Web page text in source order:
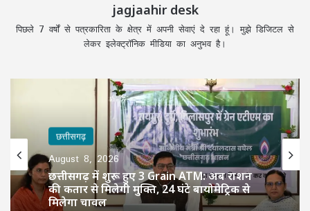
jagjaahir desk
पिछले 7 वर्षों से पत्रकारिता के क्षेत्र में अपनी सेवाएं दे रहा हूं। मुझे डिजिटल से
लेकर इलेक्ट्रॉनिक मीडिया का अनुभव है।
छत्तीसगढ़
August 8, 2026
छत्तीसगढ़ में शुरू हुए 3 Grain ATM: अब राशन
की कतार से मिलेगी मुक्ति, 24 घंटे बायोमेट्रिक से
मिलेगा चावल